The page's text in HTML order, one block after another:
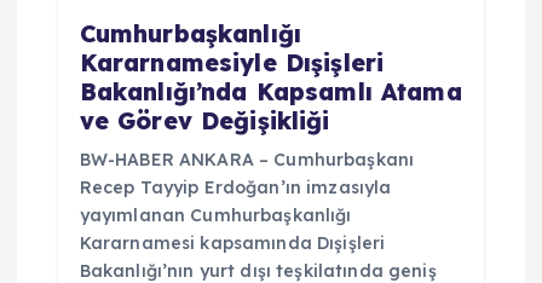
Cumhurbaşkanlığı
Kararnamesiyle Dışişleri
Bakanlığı’nda Kapsamlı Atama
ve Görev Değişikliği
BW-HABER ANKARA – Cumhurbaşkanı
Recep Tayyip Erdoğan’ın imzasıyla
yayımlanan Cumhurbaşkanlığı
Kararnamesi kapsamında Dışişleri
Bakanlığı’nın yurt dışı teşkilatında geniş